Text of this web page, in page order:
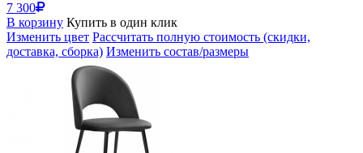
7 300
В корзину Купить в один клик
Изменить цвет Рассчитать полную стоимость (скидки,
доставка, сборка) Изменить состав/размеры